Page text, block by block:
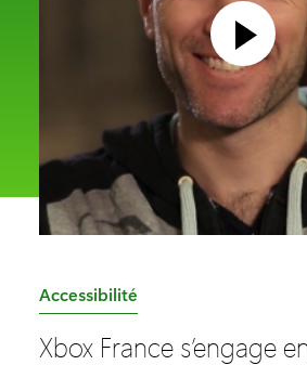
C
t
Accessibilité
Xbox France s’engage